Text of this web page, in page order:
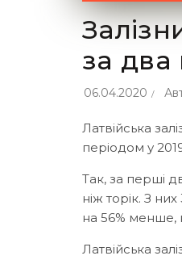
за два
06.04.2020
Латвійська
періодом у
Так, за перші
ніж торік. З
на 56% менше,
Латвійська